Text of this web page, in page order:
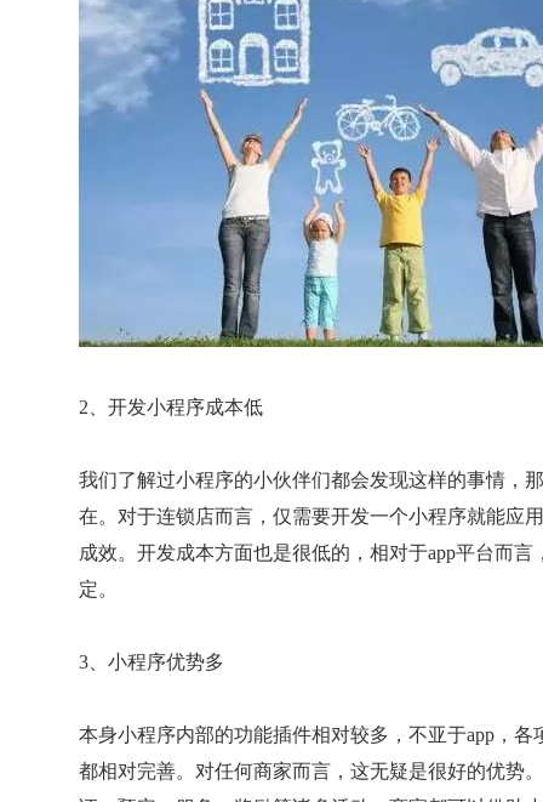
2、开发小程序成本低
我们了解过小程序的小伙伴们都会发现这样的事情，
在。对于连锁店而言，仅需要开发一个小程序就能应
成效。开发成本方面也是很低的，相对于app平台而
定。
3、小程序优势多
本身小程序内部的功能插件相对较多，不亚于app，
都相对完善。对任何商家而言，这无疑是很好的优势